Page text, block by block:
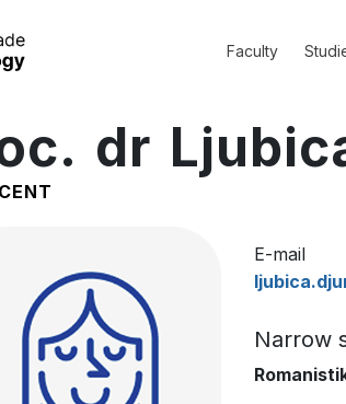
Faculty
dr
E-mail
Narrow